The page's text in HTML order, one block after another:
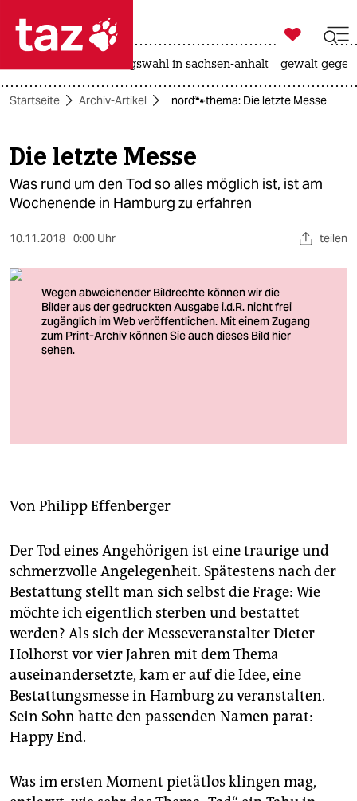
 taz zahl ich
taz zahl ich
themen
politik
kultur
sport
berlin
verlag
shop
fragen & hilfe
unterstützen
abo
genossenschaft
epaper login

taz zahl ich
landtagswahl in sachsen-anhalt gewalt
Startseite Archiv-Artikel nord🐾thema: Die letzte Messe
Die letzte Messe
Was rund um den Tod so alles möglich ist, ist am
Wochenende in Hamburg zu erfahren
10.11.2018 0:00 Uhr teilen
Von Philipp Effenberger
Der Tod eines Angehörigen ist eine traurige und
schmerzvolle Angelegenheit. Spätestens nach der
Bestattung stellt man sich selbst die Frage: Wie
möchte ich eigentlich sterben und bestattet
werden? Als sich der Messeveranstalter Dieter
Holhorst vor vier Jahren mit dem Thema
auseinandersetzte, kam er auf die Idee, eine
Bestattungsmesse in Hamburg zu veranstalten.
Sein Sohn hatte den passenden Namen parat:
Happy End.
Was im ersten Moment pietätlos klingen mag,